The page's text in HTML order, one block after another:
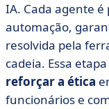
IA. Cada agente
automação,
resolvida pela
cadeia. Essa
reforçar a ética
funcionários e